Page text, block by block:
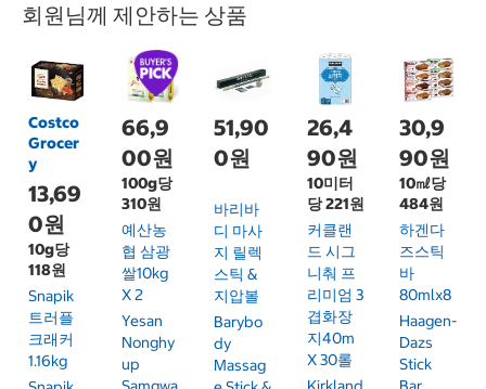
회원님께 제안하는 상품
Costco
Grocer
y
13,69
0원
10g당
118원
Snapik
트러플
크래커
1.16kg
66,9
00원
100g당
310원
예산농
협 삼광
쌀10kg
X 2
Yesan
Nonghy
Up
51,90
0원
바리바
디 마사
지 릴렉
스틱 &
지압볼
Barybo
Dy
Massag
26,4
90원
10미터
당 221원
커클랜
드 시그
니춰 프
리미엄 3
겹화장
지40m
X 30롤
30,9
90원
10㎖당
484원
하겐다
즈스틱
바
80mlx8
Haagen-
Dazs
Stick